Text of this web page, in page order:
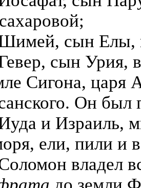
сын Елы,
сын Урия,
Сигона, царя
Он был
и Израиль,
ели, пили и
владел